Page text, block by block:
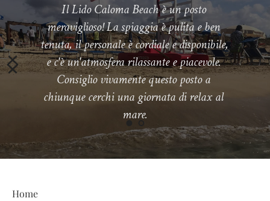
Il Lido Caloma Beach è un posto
meraviglioso! La spiaggia è pulita e ben
tenuta, il personale è cordiale e disponibile,
e c'è un'atmosfera rilassante e piacevole.
Consiglio vivamente questo posto a
chiunque cerchi una giornata di relax al
mare.
Home